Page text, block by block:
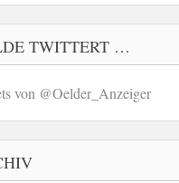
TWITTERT …
von @Oelder_Anzeiger